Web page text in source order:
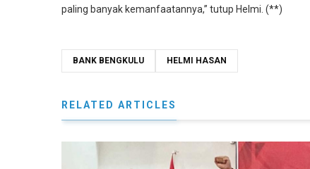
paling banyak kemanfaatannya,” tutup Helmi. (**)
BANK BENGKULU HELMI HASAN
RELATED ARTICLES